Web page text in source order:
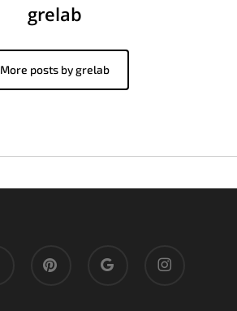
grelab
More posts by grelab
plus